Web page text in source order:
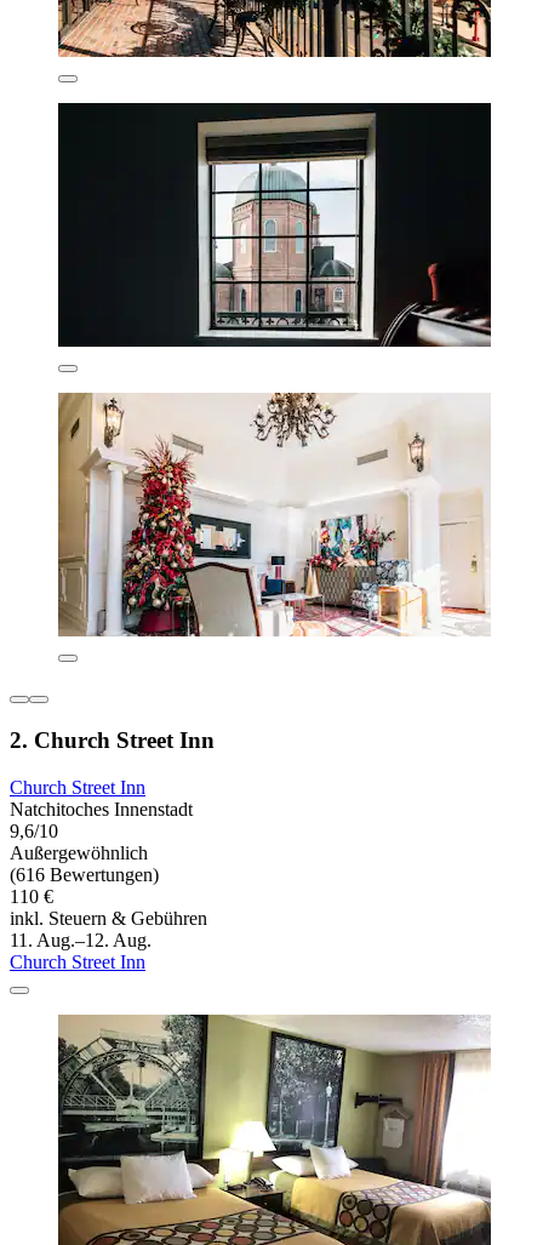
2. Church Street Inn
Church Street Inn
Natchitoches Innenstadt
9,6/10
Außergewöhnlich
(616 Bewertungen)
110 €
inkl. Steuern & Gebühren
11. Aug.–12. Aug.
Church Street Inn